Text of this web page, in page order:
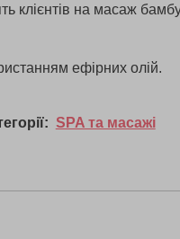
клієнтів на масаж
ефірних олій.
SPA та масажі